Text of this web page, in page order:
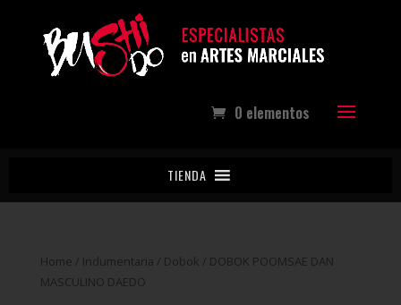
0 elementos
TIENDA
Home / Indumentaria / Dobok / DOBOK POOMSAE DAN
MASCULINO DAEDO